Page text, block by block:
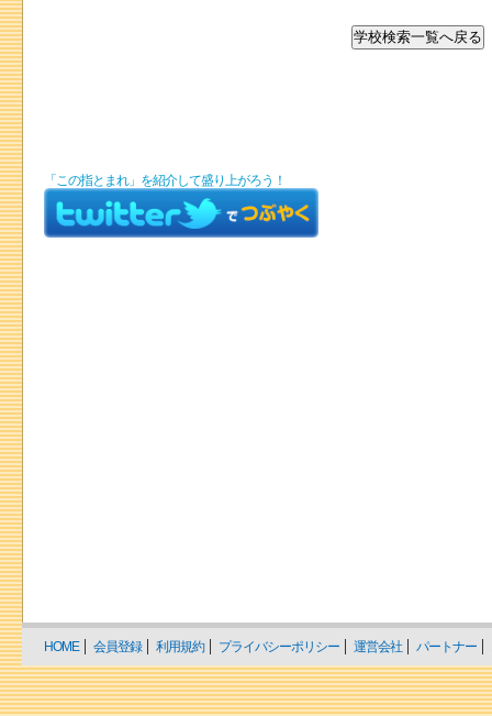
「この指とまれ」を紹介して盛り上がろう！
HOME 会員登録 利用規約 プライバシーポリシー 運営会社 パートナー